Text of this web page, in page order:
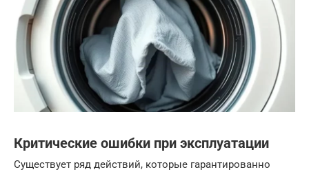
Критические ошибки при эксплуатации
Существует ряд действий, которые гарантированно